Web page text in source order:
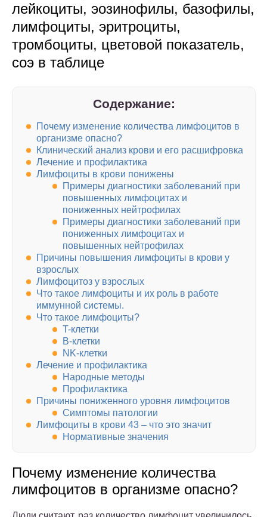
лейкоциты, эозинофилы, базофилы,
лимфоциты, эритроциты,
тромбоциты, цветовой показатель,
соэ в таблице
Содержание:
Почему изменение количества лимфоцитов в
организме опасно?
Клинический анализ крови и его расшифровка
Лечение и профилактика
Лимфоциты в крови понижены
Примеры диагностики заболеваний при
повышенных лимфоцитах и
пониженных нейтрофилах
Примеры диагностики заболеваний при
пониженных лимфоцитах и
повышенных нейтрофилах
Причины повышения лимфоциты в крови у
взрослых
Лимфоцитоз у взрослых
Что такое лимфоциты и их роль в работе
иммунной системы.
Что такое лимфоциты?
T-клетки
B-клетки
NK-клетки
Лечение и профилактика
Народные методы
Профилактика
Причины пониженного уровня лимфоцитов
Симптомы патологии
Лимфоциты в крови 43 – что это значит
Нормативные значения
Почему изменение количества
лимфоцитов в организме опасно?